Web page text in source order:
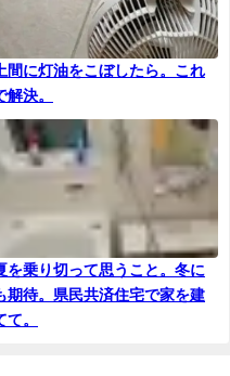
間に灯油をこぼしたら。これ
解決。
を乗り切って思うこと。冬に
期待。県民共済住宅で家を建
て。